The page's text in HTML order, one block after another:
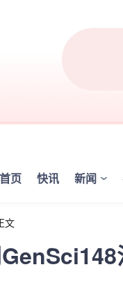
首页 快讯 新闻
文